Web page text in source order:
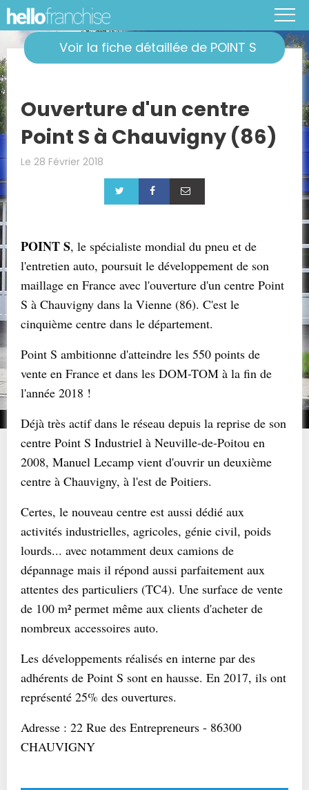
Voir la fiche détaillée de POINT S
Ouverture d'un centre
Point S à Chauvigny (86)
Le 28 Février 2018
POINT S, le spécialiste mondial du pneu et de
l'entretien auto, poursuit le développement de son
maillage en France avec l'ouverture d'un centre Point
S à Chauvigny dans la Vienne (86). C'est le
cinquième centre dans le département.
Point S ambitionne d'atteindre les 550 points de
vente en France et dans les DOM-TOM à la fin de
l'année 2018 !
Déjà très actif dans le réseau depuis la reprise de son
centre Point S Industriel à Neuville-de-Poitou en
2008, Manuel Lecamp vient d'ouvrir un deuxième
centre à Chauvigny, à l'est de Poitiers.
Certes, le nouveau centre est aussi dédié aux
activités industrielles, agricoles, génie civil, poids
lourds... avec notamment deux camions de
dépannage mais il répond aussi parfaitement aux
attentes des particuliers (TC4). Une surface de vente
de 100 m² permet même aux clients d'acheter de
nombreux accessoires auto.
Les développements réalisés en interne par des
adhérents de Point S sont en hausse. En 2017, ils ont
représenté 25% des ouvertures.
Adresse : 22 Rue des Entrepreneurs - 86300
CHAUVIGNY